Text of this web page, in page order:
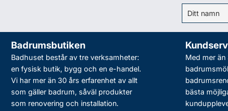
Badrumsbutiken
Badhuset består av tre verksamheter:
en fysisk butik, bygg och en e-handel.
Vi har mer än 30 års erfarenhet av allt
som gäller badrum, såväl produkter
som renovering och installation.
Med mer
bästa